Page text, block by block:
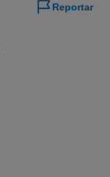
Reportar